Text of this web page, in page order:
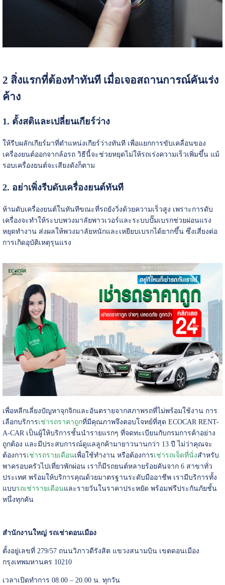
2 สิ่งแรกที่ต้องทำทันที เมื่อเจอสถานการณ์คันเร่ง
ค้าง
1. ตั้งสติและเปลี่ยนเกียร์ว่าง
ให้รีบผลักเกียร์มาที่ตำแหน่งเกียร์ว่างทันที เพื่อแยกการขับเคลื่อนของ
เครื่องยนต์ออกจากล้อรถ วิธีนี้จะช่วยหยุดไม่ให้รถเร่งความเร็วเพิ่มขึ้น แม้
รอบเครื่องยนต์จะเสียงดังก็ตาม
2. อย่าเพิ่งรีบดับเครื่องยนต์ทันที
ห้ามดับเครื่องยนต์ในทันทีขณะที่รถยังวิ่งด้วยความเร็วสูง เพราะการดับ
เครื่องจะทำให้ระบบพวงมาลัยพาวเวอร์และระบบปั๊มเบรกช่วยผ่อนแรง
หยุดทำงาน ส่งผลให้พวงมาลัยหนักและเหยียบเบรกได้ยากขึ้น ซึ่งเสี่ยงต่อ
การเกิดอุบัติเหตุรุนแรง
เพื่อหลีกเลี่ยงปัญหาจุกจิกและอันตรายจากสภาพรถที่ไม่พร้อมใช้งาน การ
เลือกบริการเช่ารถราคาถูกที่มีคุณภาพจึงตอบโจทย์ที่สุด ECOCAR RENT-
A-CAR เป็นผู้ให้บริการชั้นนำรายแรกๆ ที่จดทะเบียนกับกรมการค้าอย่าง
ถูกต้อง และมีประสบการณ์ดูแลลูกค้ามายาวนานกว่า 13 ปี ไม่ว่าคุณจะ
ต้องการเช่ารถรายเดือนเพื่อใช้ทำงาน หรือต้องการเช่ารถเจ็ดที่นั่งสำหรับ
พาครอบครัวไปเที่ยวพักผ่อน เราก็มีรถยนต์หลายร้อยคันจาก 6 สาขาทั่ว
ประเทศ พร้อมให้บริการคุณด้วยมาตรฐานระดับมืออาชีพ เรามีบริการทั้ง
แบบรถเช่ารายเดือนและรายวันในราคาประหยัด พร้อมฟรีประกันภัยชั้น
หนึ่งทุกคัน
สำนักงานใหญ่ รถเช่าดอนเมือง
ตั้งอยู่เลขที่ 279/57 ถนนวิภาวดีรังสิต แขวงสนามบิน เขตดอนเมือง
กรุงเทพมหานคร 10210
เวลาเปิดทำการ 08.00 – 20.00 น. ทุกวัน